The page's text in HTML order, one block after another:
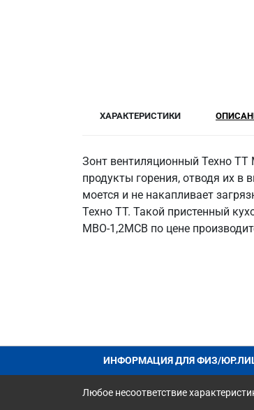
ХАРАКТЕРИСТИКИ
Зонт вентиляционный Техно
продукты горения, отводя их
моется и не накапливает
Техно ТТ. Такой пристенный
МВО-1,2МСВ по цене
ИНФОРМАЦИЯ ДЛЯ ФИЗ/
Любое несоответствие